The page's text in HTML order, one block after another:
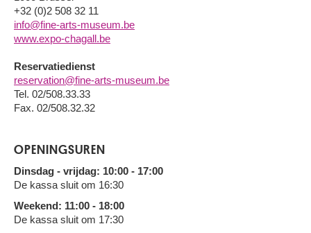
+32 (0)2 508 32 11
info@fine-arts-museum.be
www.expo-chagall.be
Reservatiedienst
reservation@fine-arts-museum.be
Tel. 02/508.33.33
Fax. 02/508.32.32
OPENINGSUREN
Dinsdag - vrijdag: 10:00 - 17:00
De kassa sluit om 16:30
Weekend: 11:00 - 18:00
De kassa sluit om 17:30